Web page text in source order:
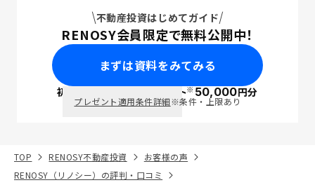
不動産投資はじめてガイド
RENOSY会員限定で無料公開中！
まずは資料をみてみる
初回面談で ポイント※50,000円分
プレゼント適用条件詳細※条件・上限あり
TOP RENOSY不動産投資
お客様の声
RENOSY（リノシー）の評判・口コミ